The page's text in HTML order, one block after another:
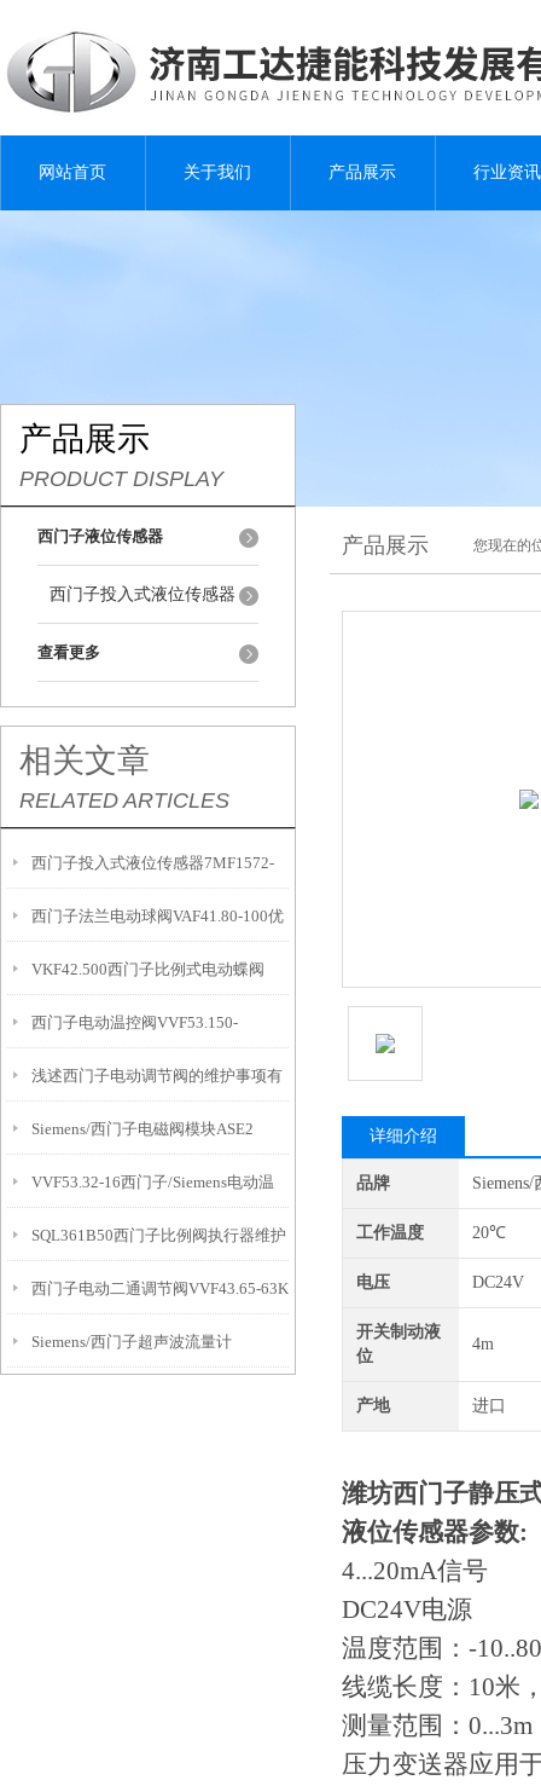
网站首页 关于我们 产品展示 行业资讯
产品展示
PRODUCT DISPLAY
西门子液位传感器
西门子投入式液位传感器
查看更多
相关文章
RELATED ARTICLES
西门子投入式液位传感器7MF1572-
1HA10概述
西门子法兰电动球阀VAF41.80-100优
势
VKF42.500西门子比例式电动蝶阀
西门子电动温控阀VVF53.150-
315K+SKC62
浅述西门子电动调节阀的维护事项有
什么？
Siemens/西门子电磁阀模块ASE2
VVF53.32-16西门子/Siemens电动温
控阀
SQL361B50西门子比例阀执行器维护
西门子电动二通调节阀VVF43.65-63K
Siemens/西门子超声波流量计
产品展示 您现在的
详细介绍
品牌
工作温度 20℃
电压 DC24V
开关制动液
位
4m
产地 进口
潍坊西门子静压
液位传感器参数:
4...20mA信号
DC24V电源
温度范围：-
线缆长度：10米
测量范围：0...3m
压力变送器应用